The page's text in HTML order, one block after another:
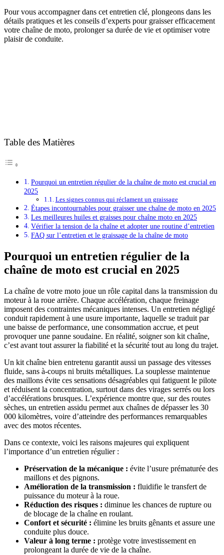
Pour vous accompagner dans cet entretien clé, plongeons dans les
détails pratiques et les conseils d’experts pour graisser efficacement
votre chaîne de moto, prolonger sa durée de vie et optimiser votre
plaisir de conduite.
Table des Matières
Pourquoi un entretien régulier de la chaîne de moto est crucial en
2025
Les signes connus qui réclament un graissage
Étapes incontournables pour graisser une chaîne de moto en 2025
Les meilleures huiles et graisses pour chaîne moto en 2025
Vérifier la tension de la chaîne et adopter une routine d’entretien
FAQ sur l’entretien et le graissage de la chaîne de moto
Pourquoi un entretien régulier de la
chaîne de moto est crucial en 2025
La chaîne de votre moto joue un rôle capital dans la transmission du
moteur à la roue arrière. Chaque accélération, chaque freinage
imposent des contraintes mécaniques intenses. Un entretien négligé
conduit rapidement à une usure importante, laquelle se traduit par
une baisse de performance, une consommation accrue, et peut
provoquer une panne soudaine. En réalité, soigner son kit chaîne,
c’est avant tout assurer la fiabilité et la sécurité tout au long du trajet.
Un kit chaîne bien entretenu garantit aussi un passage des vitesses
fluide, sans à-coups ni bruits métalliques. La souplesse maintenue
des maillons évite ces sensations désagréables qui fatiguent le pilote
et réduisent la concentration, surtout dans des virages serrés ou lors
d’accélérations brusques. L’expérience montre que, sur des routes
sèches, un entretien assidu permet aux chaînes de dépasser les 30
000 kilomètres, voire d’atteindre des performances remarquables
avec des motos récentes.
Dans ce contexte, voici les raisons majeures qui expliquent
l’importance d’un entretien régulier :
Préservation de la mécanique : évite l’usure prématurée des
maillons et des pignons.
Amélioration de la transmission : fluidifie le transfert de
puissance du moteur à la roue.
Réduction des risques : diminue les chances de rupture ou
de blocage de la chaîne en roulant.
Confort et sécurité : élimine les bruits gênants et assure une
conduite plus douce.
Valeur à long terme : protège votre investissement en
prolongeant la durée de vie de la chaîne.